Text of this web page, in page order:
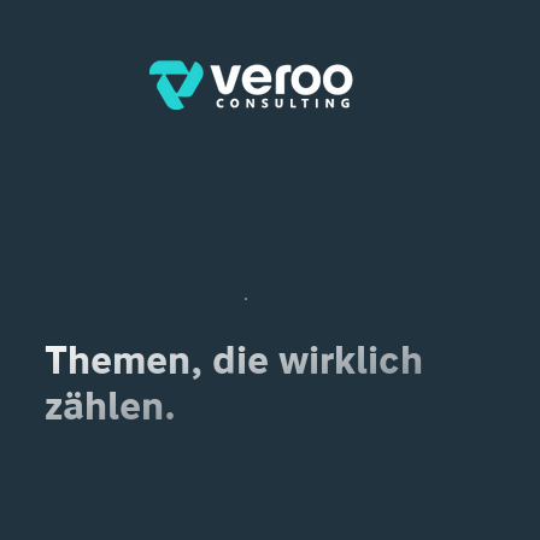
Themen, die wirklich
zählen.